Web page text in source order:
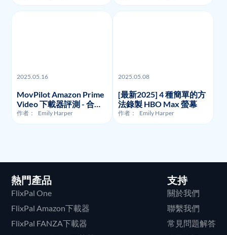
2025.05.16
MovPilot Amazon Prime
Video 下載器評測 - 合法
性、使用方式及價格
作者： Emily Harper
2025.05.08
[最新2025] 4 種簡單的方
法錄製 HBO Max 螢幕
作者： Emily Harper
熱門產品
FlixPal One
FlixPal Amazon下載器
FlixPal FANZA下載器
支持
關於我們
聯繫我們
常見問題解答